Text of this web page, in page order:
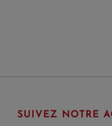
SUIVEZ NOTRE